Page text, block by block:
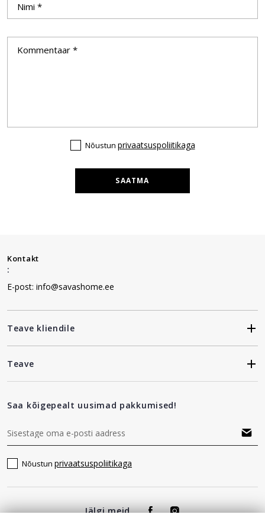
Nõustun privaatsuspoliitikaga
SAATMA
Kontakt
:
E-post: info@savashome.ee
Teave kliendile
Teave
Saa kõigepealt uusimad pakkumised!
Nõustun privaatsuspoliitikaga
Jälgi meid